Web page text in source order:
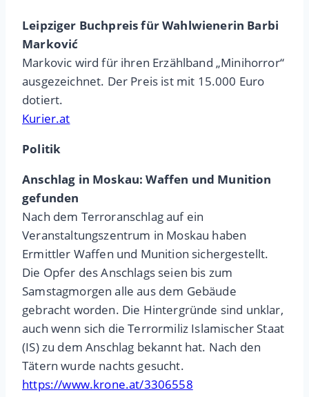
Leipziger Buchpreis für Wahlwienerin Barbi
Marković
Markovic wird für ihren Erzählband „Minihorror“
ausgezeichnet. Der Preis ist mit 15.000 Euro
dotiert.
Kurier.at
Politik
Anschlag in Moskau: Waffen und Munition
gefunden
Nach dem Terroranschlag auf ein
Veranstaltungszentrum in Moskau haben
Ermittler Waffen und Munition sichergestellt.
Die Opfer des Anschlags seien bis zum
Samstagmorgen alle aus dem Gebäude
gebracht worden. Die Hintergründe sind unklar,
auch wenn sich die Terrormiliz Islamischer Staat
(IS) zu dem Anschlag bekannt hat. Nach den
Tätern wurde nachts gesucht.
https://www.krone.at/3306558